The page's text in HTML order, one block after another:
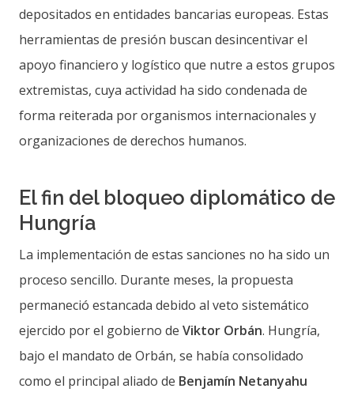
depositados en entidades bancarias europeas. Estas
herramientas de presión buscan desincentivar el
apoyo financiero y logístico que nutre a estos grupos
extremistas, cuya actividad ha sido condenada de
forma reiterada por organismos internacionales y
organizaciones de derechos humanos.
El fin del bloqueo diplomático de
Hungría
La implementación de estas sanciones no ha sido un
proceso sencillo. Durante meses, la propuesta
permaneció estancada debido al veto sistemático
ejercido por el gobierno de Viktor Orbán. Hungría,
bajo el mandato de Orbán, se había consolidado
como el principal aliado de Benjamín Netanyahu